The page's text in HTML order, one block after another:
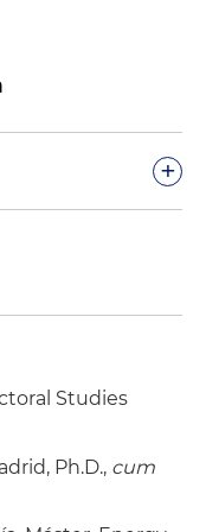
+
y carbón en
para formular
mineros
Studies
Ph.D., cum